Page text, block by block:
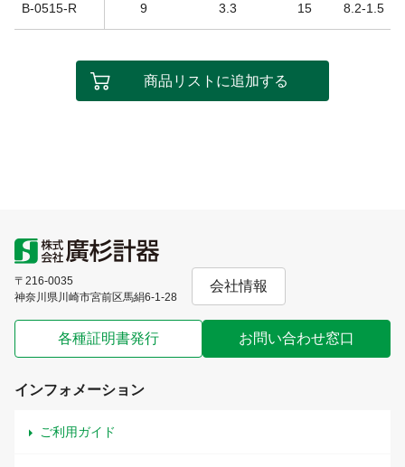
B-0515-R 9 3.3 15 8.2-1.5
商品リストに追加する
〒216-0035
神奈川県川崎市宮前区馬絹6-1-28
会社情報
各種証明書発行 お問い合わせ窓口
インフォメーション
ご利用ガイド